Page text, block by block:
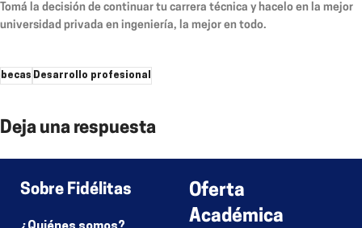
Tomá la decisión de continuar tu carrera técnica y hacelo en la mejor
universidad privada en ingeniería, la mejor en todo.
becas Desarrollo profesional
Deja una respuesta
Sobre Fidélitas
Oferta
Académica